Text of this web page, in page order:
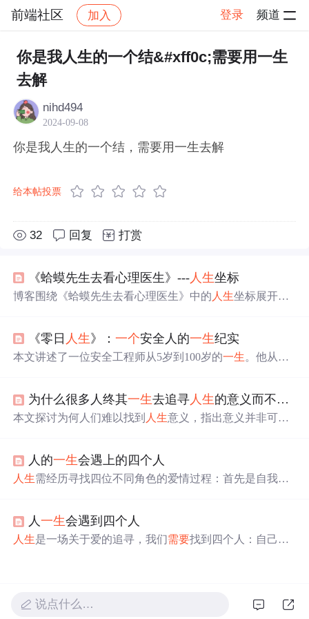
前端社区 加入 登录 频道
社区 前端社区 感慨 帖子详情
你是我人生的一个结&#xff0c;需要用一生
去解
nihd494
2024-09-08
你是我人生的一个结，需要用一生去解
给本帖投票
32 回复 打赏
《蛤蟆先生去看心理医生》--- 人生坐标
博客围绕《蛤蟆先生去看心理医生》中的 人生坐标展开。
义，还给出改变 人生 坐标的方法，如觉察默认坐标、挑战
旧信念等。
《零日 人生》：一个安全人的一生纪实
本文讲述了一位安全工程师从5岁到100岁的一生。他从小
面临身体问题和时代更迭，但始终坚守，最终离世，留下
未完成的遗憾。
为什么很多人终其一生去追寻人生的意义而不可得？
本文探讨为何人们难以找到 人生意义，指出意义并非可寻
对意义的执念加剧了迷失。真正的出路在于从追寻转向创
造，在具体实践中构建属于自己的小叙事。
人的一生会遇上的四个人
人生需经历寻找四位不同角色的爱情过程：首先是自我认
同一人。
人一生会遇到四个人
人生是一场关于爱的追寻，我们 需要找到四个人：自己、
说点什么…